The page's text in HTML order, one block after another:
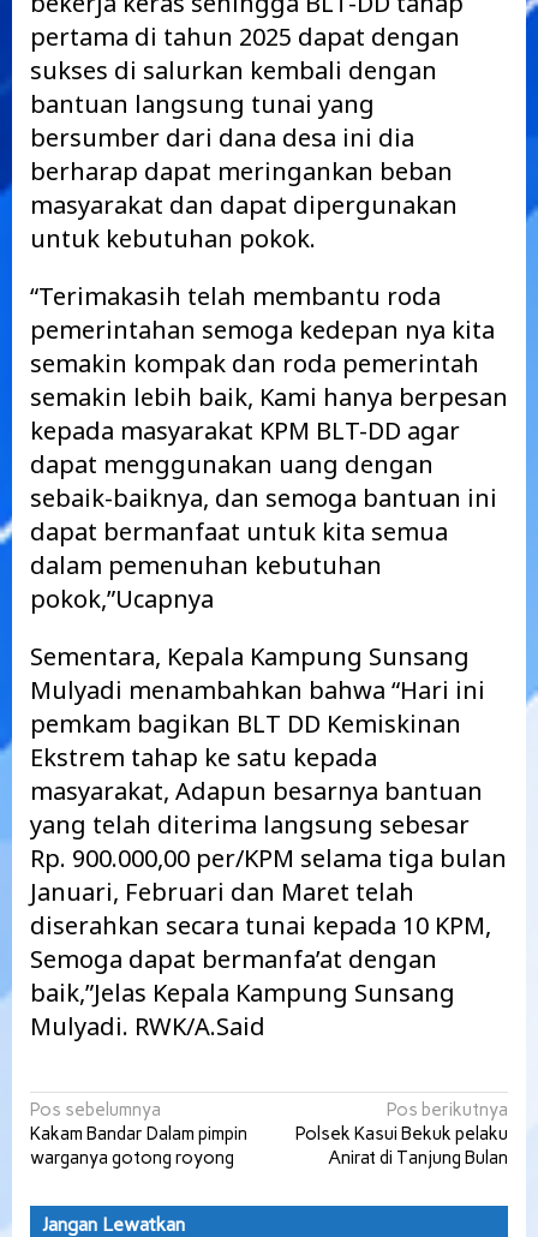
pertama di tahun 2025 dapat dengan
sukses di salurkan kembali dengan
bantuan langsung tunai yang
bersumber dari dana desa ini dia
berharap dapat meringankan beban
masyarakat dan dapat dipergunakan
untuk kebutuhan pokok.
“Terimakasih telah membantu roda
pemerintahan semoga kedepan nya kita
semakin kompak dan roda pemerintah
semakin lebih baik, Kami hanya berpesan
kepada masyarakat KPM BLT-DD agar
dapat menggunakan uang dengan
sebaik-baiknya, dan semoga bantuan ini
dapat bermanfaat untuk kita semua
dalam pemenuhan kebutuhan
pokok,”Ucapnya
Sementara, Kepala Kampung Sunsang
Mulyadi menambahkan bahwa “Hari ini
pemkam bagikan BLT DD Kemiskinan
Ekstrem tahap ke satu kepada
masyarakat, Adapun besarnya bantuan
yang telah diterima langsung sebesar
Rp. 900.000,00 per/KPM selama tiga bulan
Januari, Februari dan Maret telah
diserahkan secara tunai kepada 10 KPM,
Semoga dapat bermanfa’at dengan
baik,”Jelas Kepala Kampung Sunsang
Mulyadi. RWK/A.Said
Navigasi
pos
Pos sebelumnya
Kakam Bandar Dalam pimpin
warganya gotong royong
Pos berikutnya
Polsek Kasui Bekuk pelaku
Anirat di Tanjung Bulan
Jangan Lewatkan